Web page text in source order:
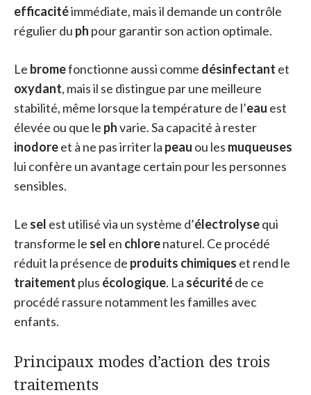
efficacitéimmédiate, mais il demande un contrôle
régulier du ph pour garantir son action optimale.
Le bromefonctionne aussi comme désinfectant et
oxydant, mais il se distingue par une meilleure
stabilité, même lorsque la température de l’eau est
élevée ou que le phvarie. Sa capacité à rester
inodoreet à ne pas irriter la peau ou les muqueuses
lui confère un avantage certain pour les personnes
sensibles.
Le sel est utilisé via un système d’électrolysequi
transforme le sel en chlorenaturel. Ce procédé
réduit la présence de produits chimiques et rend le
traitement plus écologique. La sécuritéde ce
procédé rassure notamment les familles avec
enfants.
Principaux modes d’action des trois
traitements